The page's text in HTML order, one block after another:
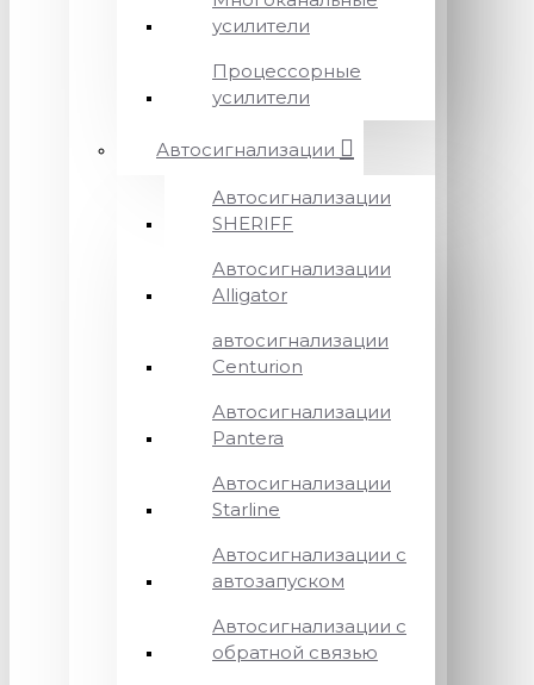
усилители
Процессорные
усилители
Автосигнализации
Автосигнализации
SHERIFF
Автосигнализации
Alligator
автосигнализации
Centurion
Автосигнализации
Pantera
Автосигнализации
Starline
Автосигнализации с
автозапуском
Автосигнализации с
обратной связью